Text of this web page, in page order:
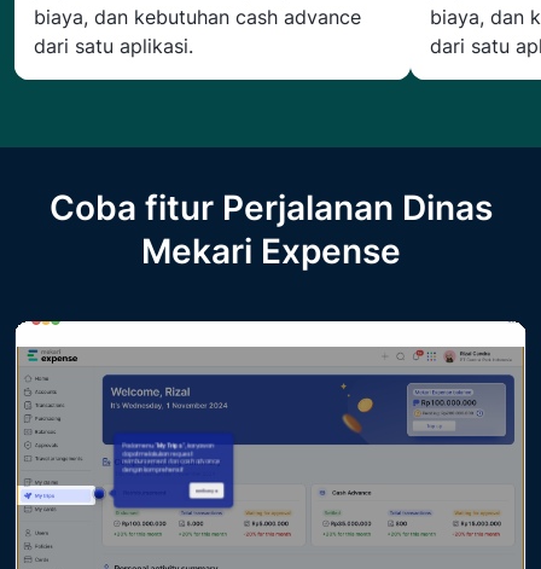
biaya, dan kebutuhan cash advance
dari satu aplikasi.
biaya, dan
dari satu
Coba fitur Perjalanan Dinas
Mekari Expense